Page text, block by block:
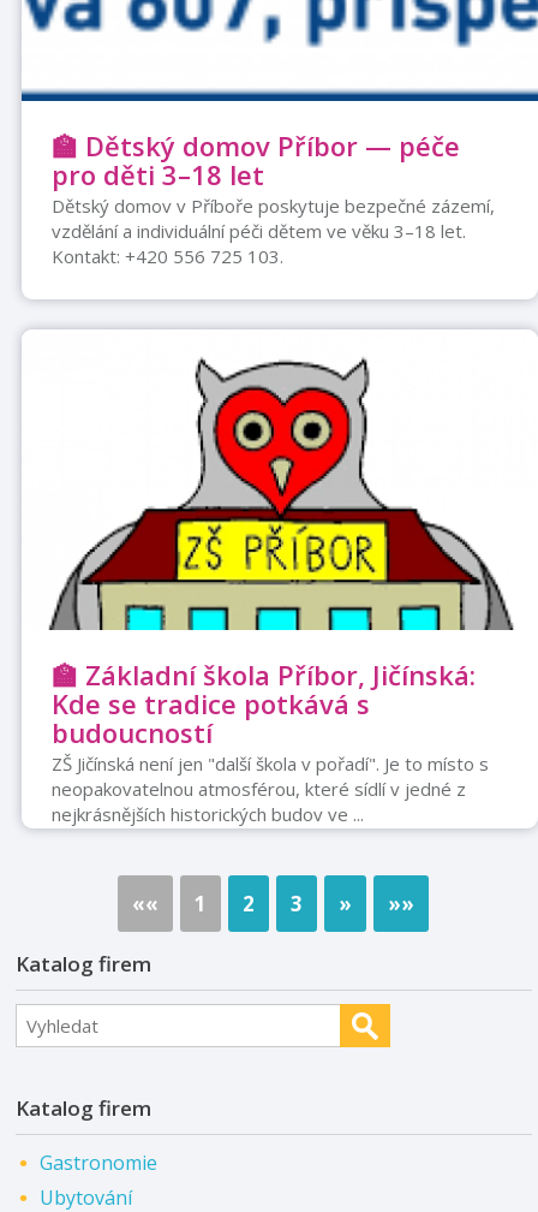
🏫 Dětský domov Příbor — péče
pro děti 3–18 let
Dětský domov v Příboře poskytuje bezpečné zázemí,
vzdělání a individuální péči dětem ve věku 3–18 let.
Kontakt: +420 556 725 103.
🏫 Základní škola Příbor, Jičínská:
Kde se tradice potkává s
budoucností
ZŠ Jičínská není jen "další škola v pořadí". Je to místo s
neopakovatelnou atmosférou, které sídlí v jedné z
nejkrásnějších historických budov ve ...
«« 1 2 3 » »»
Katalog firem
Katalog firem
Gastronomie
Ubytování